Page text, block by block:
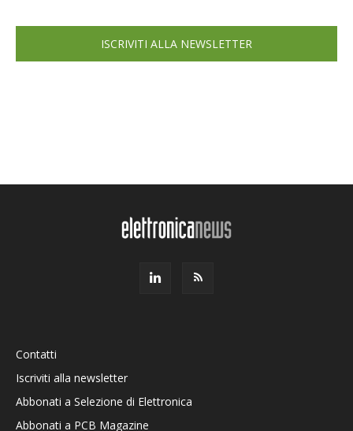
ISCRIVITI ALLA NEWSLETTER
Contatti
Iscriviti alla newsletter
Abbonati a Selezione di Elettronica
Abbonati a PCB Magazine